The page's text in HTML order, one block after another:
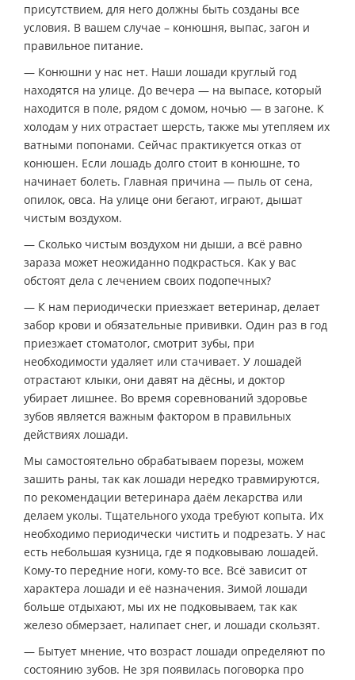
присутствием, для него должны быть созданы все
условия. В вашем случае – конюшня, выпас, загон и
правильное питание.
— Конюшни у нас нет. Наши лошади круглый год
находятся на улице. До вечера — на выпасе, который
находится в поле, рядом с домом, ночью — в загоне. К
холодам у них отрастает шерсть, также мы утепляем их
ватными попонами. Сейчас практикуется отказ от
конюшен. Если лошадь долго стоит в конюшне, то
начинает болеть. Главная причина — пыль от сена,
опилок, овса. На улице они бегают, играют, дышат
чистым воздухом.
— Сколько чистым воздухом ни дыши, а всё равно
зараза может неожиданно подкрасться. Как у вас
обстоят дела с лечением своих подопечных?
— К нам периодически приезжает ветеринар, делает
забор крови и обязательные прививки. Один раз в год
приезжает стоматолог, смотрит зубы, при
необходимости удаляет или стачивает. У лошадей
отрастают клыки, они давят на дёсны, и доктор
убирает лишнее. Во время соревнований здоровье
зубов является важным фактором в правильных
действиях лошади.
Мы самостоятельно обрабатываем порезы, можем
зашить раны, так как лошади нередко травмируются,
по рекомендации ветеринара даём лекарства или
делаем уколы. Тщательного ухода требуют копыта. Их
необходимо периодически чистить и подрезать. У нас
есть небольшая кузница, где я подковываю лошадей.
Кому-то передние ноги, кому-то все. Всё зависит от
характера лошади и её назначения. Зимой лошади
больше отдыхают, мы их не подковываем, так как
железо обмерзает, налипает снег, и лошади скользят.
— Бытует мнение, что возраст лошади определяют по
состоянию зубов. Не зря появилась поговорка про